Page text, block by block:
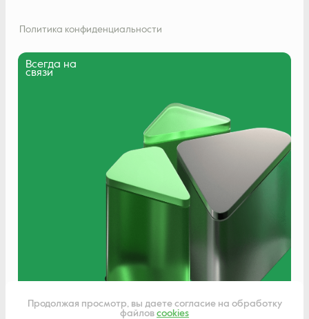
Продолжая просмотр, вы даете согласие на обработку
файлов cookies
Политика конфиденциальности
Всегда на
связи